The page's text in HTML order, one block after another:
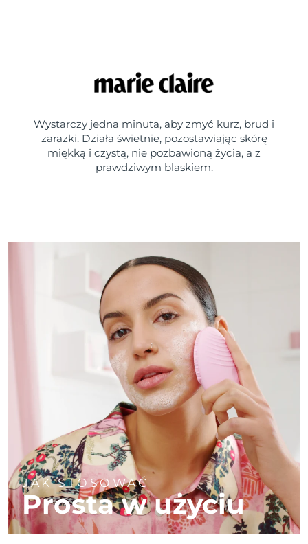
Wystarczy jedna minuta, aby zmyć kurz, brud i
zarazki. Działa świetnie, pozostawiając skórę
miękką i czystą, nie pozbawioną życia, a z
prawdziwym blaskiem.
JAK STOSOWAĆ
Prosta w użyciu